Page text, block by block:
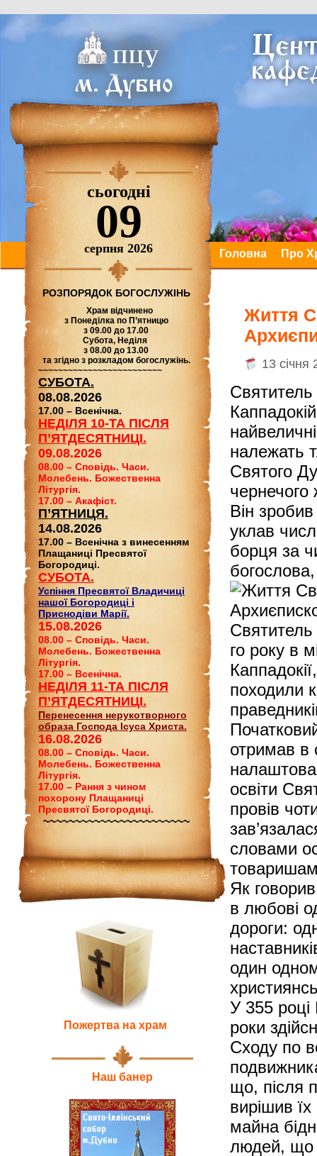
сьогодні
09
серпня 2026 Головна Про
РОЗПОРЯДОК БОГОСЛУЖІНЬ
Храм відчинено
з Понеділка по П’ятницю
з 09.00 до 17.00
Субота, Неділя
з 08.00 до 13.00
та згідно з розкладом богослужінь.
~~~~~~~~~~~~~~~~~~~~~~~~~
СУБОТА.
08.08.2026
17.00 – Всенічна.
НЕДІЛЯ 10-ТА ПІСЛЯ
П’ЯТДЕСЯТНИЦІ.
09.08.2026
08.00 – Сповідь. Часи.
Молебень. Божественна
Літургія.
17.00 – Акафіст.
П’ЯТНИЦЯ.
14.08.2026
17.00 – Всенічна з винесенням
Плащаниці Пресвятої
Богородиці.
СУБОТА.
Успіння Пресвятої Владичиці
нашої Богородиці і
Приснодіви Марії.
15.08.2026
08.00 – Сповідь. Часи.
Молебень. Божественна
Літургія.
17.00 – Всенічна.
НЕДІЛЯ 11-ТА ПІСЛЯ
П’ЯТДЕСЯТНИЦІ.
Перенесення нерукотворного
образа Господа Ісуса Христа.
16.08.2026
08.00 – Сповідь. Часи.
Молебень. Божественна
Літургія.
17.00 – Рання з чином
похорону Плащаниці
Пресвятої Богородиці.
~~~~~~~~~~~~~~~~~~~~~~~
Пожертва на храм
Наш банер
Життя
13 січня
Святитель
належать
Святого
чернечого
Він
уклав
борця за
го року в
походили
отримав в
освіти
провів
словами
Як
в любові
дороги:
один
У 355 році
роки
Сходу по
що, після
вирішив
майна
людей, що